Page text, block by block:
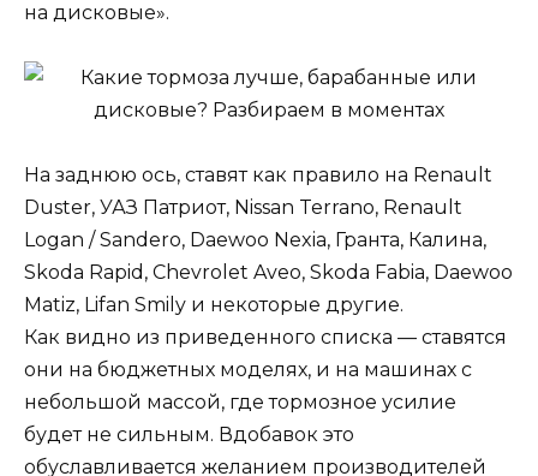
на дисковые».
На заднюю ось, ставят как правило на Renault
Duster, УАЗ Патриот, Nissan Terrano, Renault
Logan / Sandero, Daewoo Nexia, Гранта, Калина,
Skoda Rapid, Chevrolet Aveo, Skoda Fabia, Daewoo
Matiz, Lifan Smily и некоторые другие.
Как видно из приведенного списка — ставятся
они на бюджетных моделях, и на машинах с
небольшой массой, где тормозное усилие
будет не сильным. Вдобавок это
обуславливается желанием производителей